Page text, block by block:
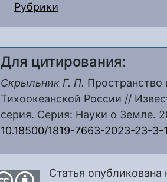
Рубрики
Для цитирования:
Скрыльник Г. П. Пространство
Тихоокеанской России //
серия. Серия: Науки о Земле.
10.18500/1819-7663-2023-23-3-
Статья